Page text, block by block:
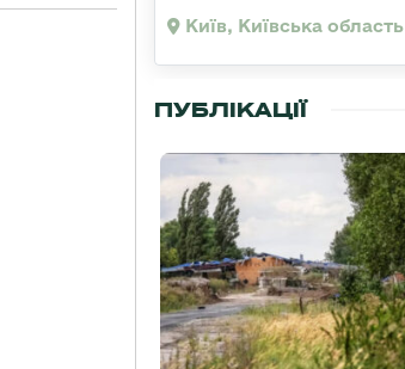
Київ, Київська область
ПУБЛІКАЦІЇ